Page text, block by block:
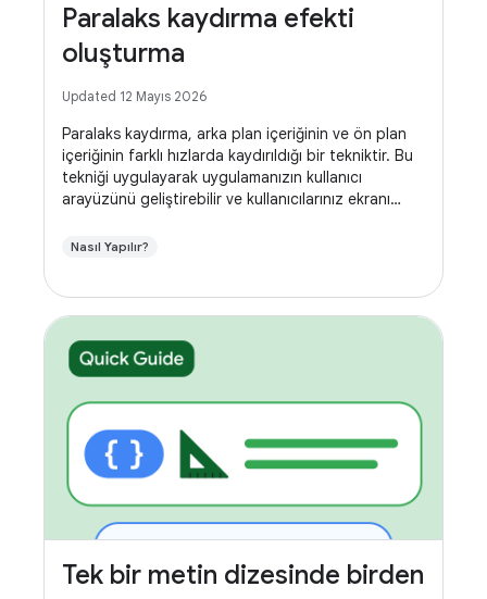
Paralaks kaydırma efekti
oluşturma
Updated 12 Mayıs 2026
Paralaks kaydırma, arka plan içeriğinin ve ön plan
içeriğinin farklı hızlarda kaydırıldığı bir tekniktir. Bu
tekniği uygulayarak uygulamanızın kullanıcı
arayüzünü geliştirebilir ve kullanıcılarınız ekranı
oluşturabilirsiniz.
Nasıl Yapılır?
Tek bir metin dizesinde birden